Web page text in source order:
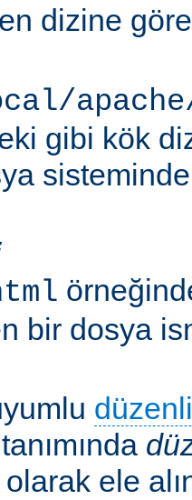
dizine göre
gibi kök
bir dosya
ele